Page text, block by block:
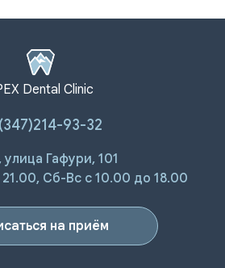
Dental Clinic
93-32
улица Гафури, 101
Сб-Вс с 10.00 до 18.00
на приём
зубов
| Имплантация
| Элайнеры